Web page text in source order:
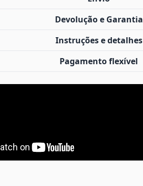
Devolução e Garantia
Instruções e detalhes
Pagamento flexível